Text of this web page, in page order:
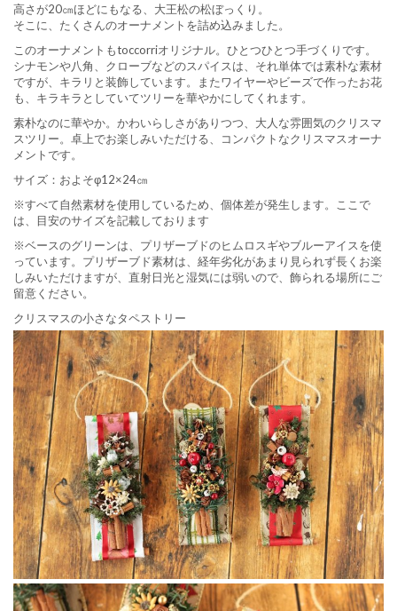
高さが20㎝ほどにもなる、大王松の松ぼっくり。
そこに、たくさんのオーナメントを詰め込みました。
このオーナメントもtoccorriオリジナル。ひとつひとつ手づくりです。
シナモンや八角、クローブなどのスパイスは、それ単体では素朴な素材
ですが、キラリと装飾しています。またワイヤーやビーズで作ったお花
も、キラキラとしていてツリーを華やかにしてくれます。
素朴なのに華やか。かわいらしさがありつつ、大人な雰囲気のクリスマ
スツリー。卓上でお楽しみいただける、コンパクトなクリスマスオーナ
メントです。
サイズ：およそφ12×24㎝
※すべて自然素材を使用しているため、個体差が発生します。ここで
は、目安のサイズを記載しております
※ベースのグリーンは、プリザーブドのヒムロスギやブルーアイスを使
っています。プリザーブド素材は、経年劣化があまり見られず長くお楽
しみいただけますが、直射日光と湿気には弱いので、飾られる場所にご
留意ください。
クリスマスの小さなタペストリー